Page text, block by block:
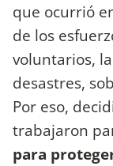
que ocurrió
de los
voluntarios,
desastres,
Por eso,
trabajaron
para